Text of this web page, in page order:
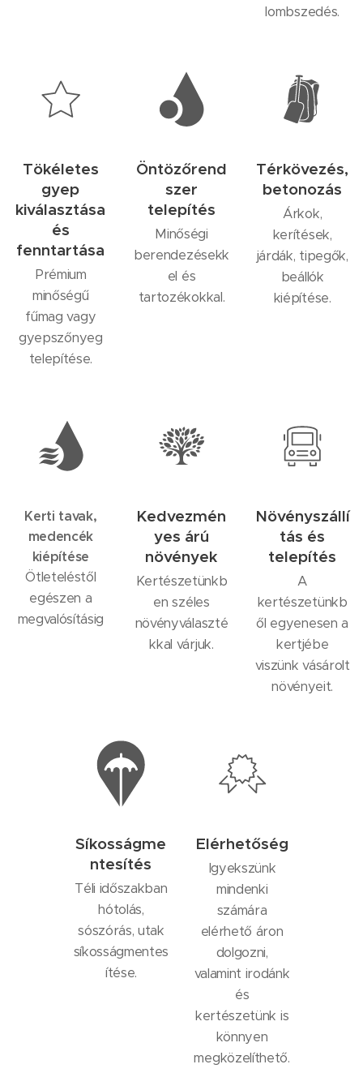
lombszedés.
Tökéletes
gyep
kiválasztása
és
fenntartása
Prémium
minőségű
fűmag vagy
gyepszőnyeg
telepítése.
Öntözőrend
szer
telepítés
Minőségi
berendezésekk
el és
tartozékokkal.
Térkövezés,
betonozás
Árkok,
kerítések,
járdák, tipegők,
beállók
kiépítése.
Kerti tavak,
medencék
kiépítése
Ötleteléstől
egészen a
megvalósításig
Kedvezmén
yes árú
növények
Kertészetünkb
en széles
növényválaszté
kkal várjuk.
Növényszállí
tás és
telepítés
A
kertészetünkb
ől egyenesen a
kertjébe
viszünk vásárolt
növényeit.
Síkosságme
ntesítés
Téli időszakban
hótolás,
sószórás, utak
síkosságmentes
ítése.
Elérhetőség
Igyekszünk
mindenki
számára
elérhető áron
dolgozni,
valamint irodánk
és
kertészetünk is
könnyen
megközelíthető.